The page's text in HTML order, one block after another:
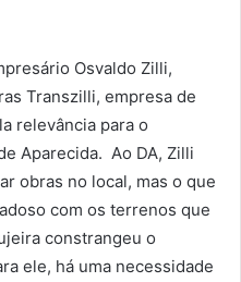
Osvaldo Zilli,
Transzilli, empresa de
relevância para o
Aparecida. Ao DA, Zilli
obras no local, mas o que
com os terrenos que
constrangeu o
ele, há uma necessidade